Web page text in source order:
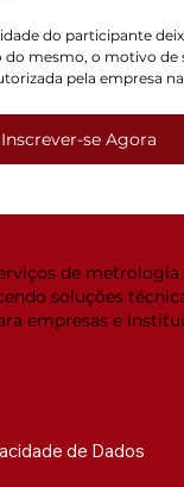
do participante
mesmo, o motivo de
pela empresa
Inscrever-se Agora
de metrologia
soluções
empresas e
de Dados